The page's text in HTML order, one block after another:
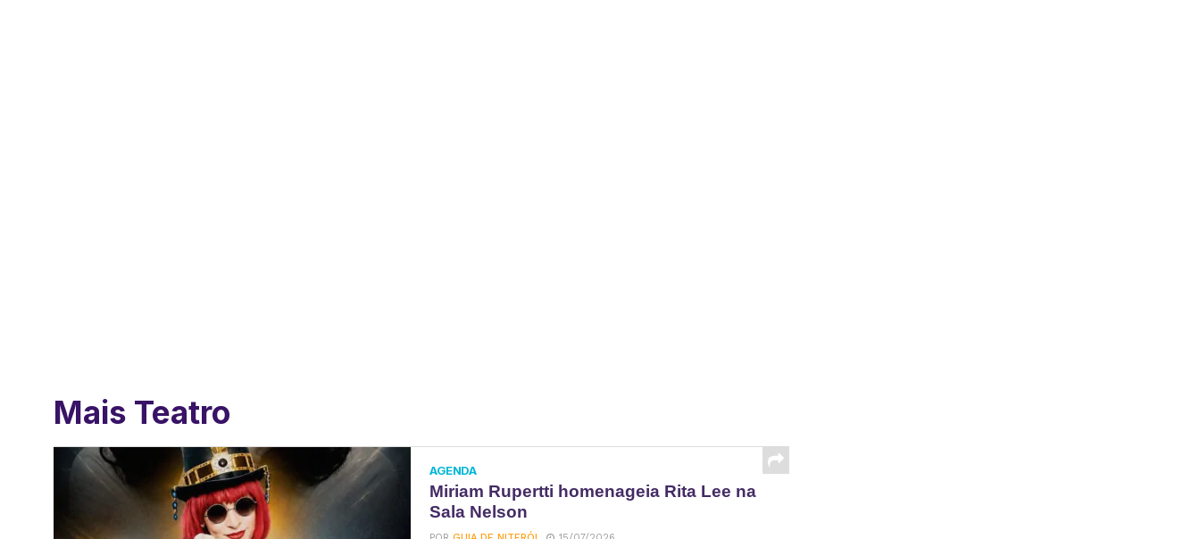
Mais Teatro
AGENDA
Miriam Rupertti homenageia Rita Lee na
Sala Nelson